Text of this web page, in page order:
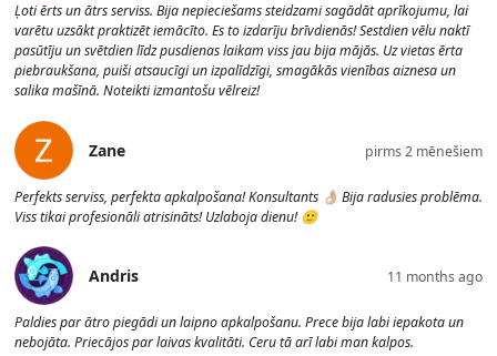
Ļoti ērts un ātrs serviss. Bija nepieciešams steidzami sagādāt aprīkojumu, lai
varētu uzsākt praktizēt iemācīto. Es to izdarīju brīvdienās! Sestdien vēlu naktī
pasūtīju un svētdien līdz pusdienas laikam viss jau bija mājās. Uz vietas ērta
piebraukšana, puiši atsaucīgi un izpalīdzīgi, smagākās vienības aiznesa un
salika mašīnā. Noteikti izmantošu vēlreiz!
Zane pirms 2 mēnešiem
Perfekts serviss, perfekta apkalpošana! Konsultants 👌🏼 Bija radusies problēma.
Viss tikai profesionāli atrisināts! Uzlaboja dienu! 🙂
Andris 11 months ago
Paldies par ātro piegādi un laipno apkalpošanu. Prece bija labi iepakota un
nebojāta. Priecājos par laivas kvalitāti. Ceru tā arī labi man kalpos.